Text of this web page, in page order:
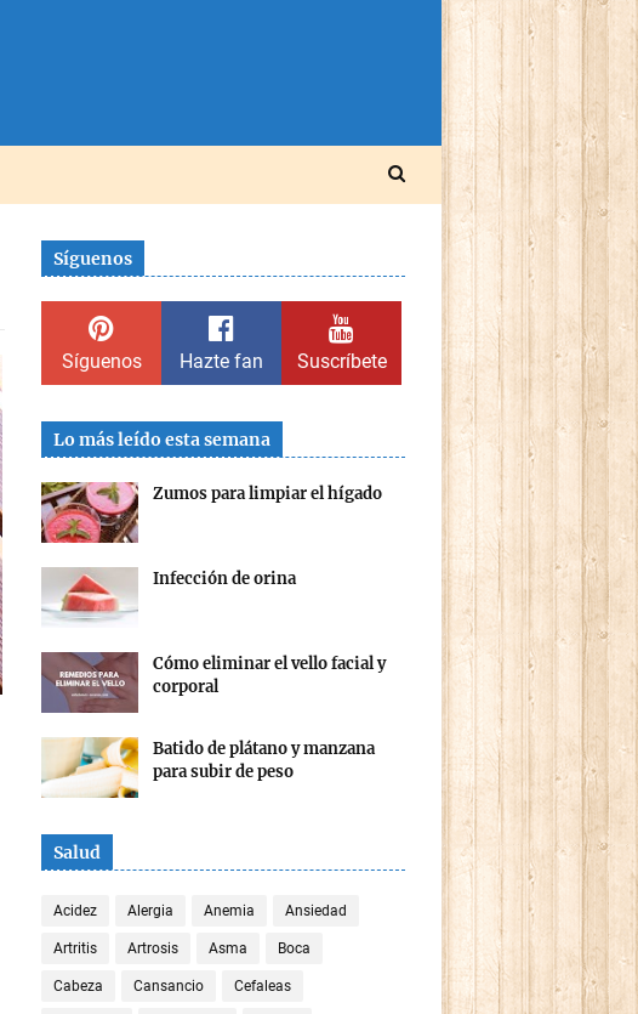
Síguenos
Síguenos Hazte fan Suscríbete
Lo más leído esta semana
Zumos para limpiar el hígado
Infección de orina
Cómo eliminar el vello facial y
corporal
Batido de plátano y manzana
para subir de peso
Salud
Acidez Alergia Anemia Ansiedad
Artritis Artrosis Asma Boca
Cabeza Cansancio Cefaleas